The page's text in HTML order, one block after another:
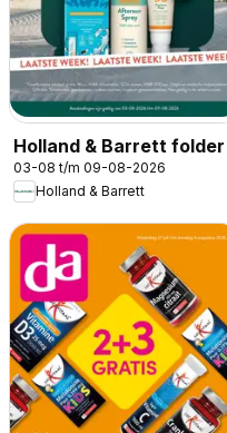
Holland & Barrett folder
03-08 t/m 09-08-2026
Holland & Barrett